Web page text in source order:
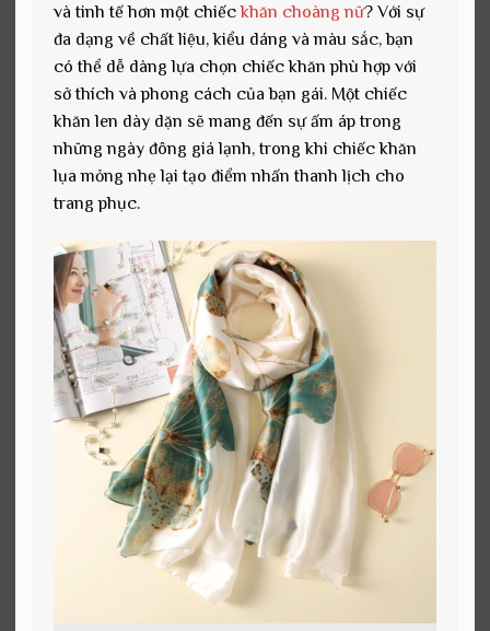
và tinh tế hơn một chiếckhăn choàng nữ?Với sự
đa dạng về chất liệu, kiểu dáng và màu sắc, bạn
có thể dễ dàng lựa chọn chiếc khăn phù hợp với
sở thích và phong cách của bạn gái. Một chiếc
khăn len dày dặn sẽ mang đến sự ấm áp trong
những ngày đông giá lạnh, trong khi chiếc khăn
lụa mỏng nhẹ lại tạo điểm nhấn thanh lịch cho
trang phục.